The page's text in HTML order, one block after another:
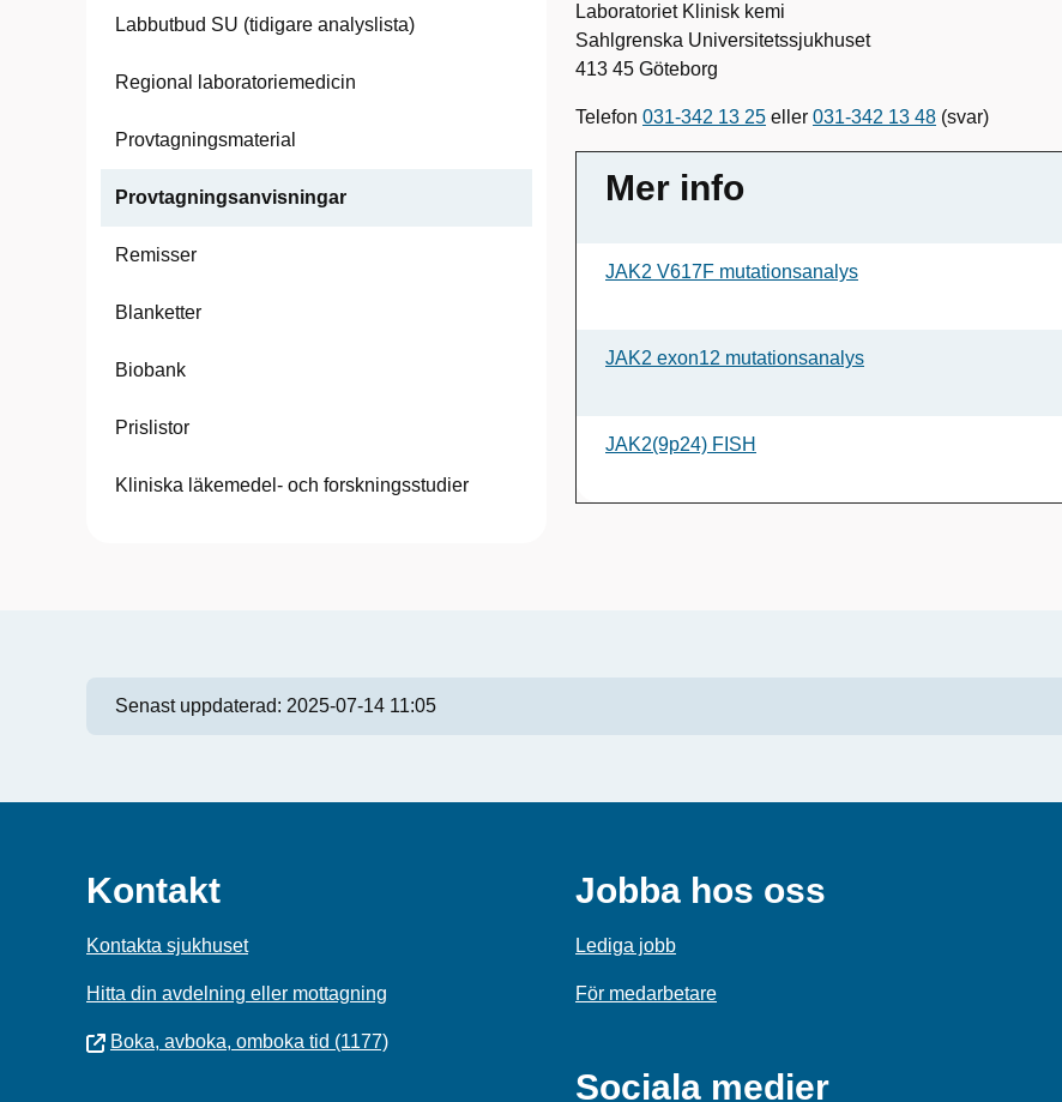
Labbutbud SU (tidigare analyslista)
Regional laboratoriemedicin
Provtagningsmaterial
Provtagningsanvisningar
Remisser
Blanketter
Biobank
Prislistor
Kliniska läkemedel- och forskningsstudier
Laboratoriet Klinisk kemi
Sahlgrenska Universitetssjukhuset
413 45 Göteborg
Telefon 031-342 13 25 eller 031-342 13 48 (svar)
Mer info
JAK2 V617F mutationsanalys
JAK2 exon12 mutationsanalys
JAK2(9p24) FISH
Senast uppdaterad: 2025-07-14 11:05
Kontakt
Kontakta sjukhuset
Hitta din avdelning eller mottagning
Boka, avboka, omboka tid (1177)
Jobba hos oss
Lediga jobb
För medarbetare
Sociala medier